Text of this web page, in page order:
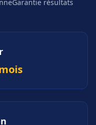
Garantie résultats